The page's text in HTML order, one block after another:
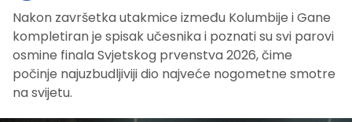
Nakon završetka utakmice između Kolumbije i Gane
kompletiran je spisak učesnika i poznati su svi parovi
osmine finala Svjetskog prvenstva 2026, čime
počinje najuzbudljiviji dio najveće nogometne smotre
na svijetu.